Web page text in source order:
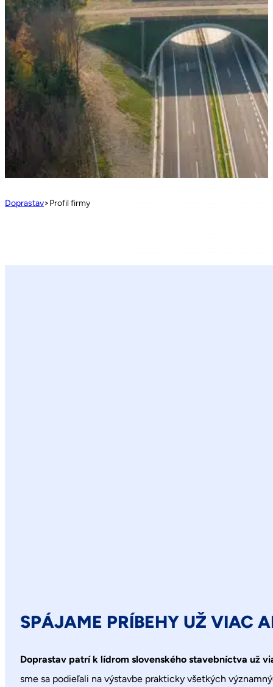
Doprastav>Profil firmy
SPÁJAME PRÍBEHY UŽ VIAC
Doprastav patrí k lídrom slovenského stavebníctva už
sme sa podieľali na výstavbe prakticky všetkých